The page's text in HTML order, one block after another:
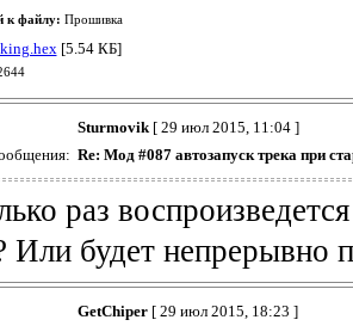
к файлу: Прошивка
[5.54 КБ]
Sturmovik[ 29 июл 2015, 11:04 ]
Re: Мод #087автозапуск трека при
раз
будет непрерывно
GetChiper[ 29 июл 2015, 18:23 ]